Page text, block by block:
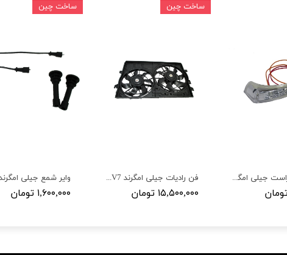
۱,۶۰۰,۰۰۰ تومان
ساخت چین
فن رادیات جیلی امگرند EC7,RV7
۱۵,۵۰۰,۰۰۰ تومان
ساخت چین
راهنما آینه راست جیلی امگرند EC7,RV7